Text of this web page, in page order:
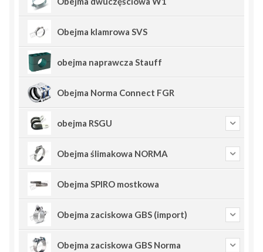
Obejma klamrowa SVS
obejma naprawcza Stauff
Obejma Norma Connect FGR
obejma RSGU
Obejma ślimakowa NORMA
Obejma SPIRO mostkowa
Obejma zaciskowa GBS (import)
Obejma zaciskowa GBS Norma